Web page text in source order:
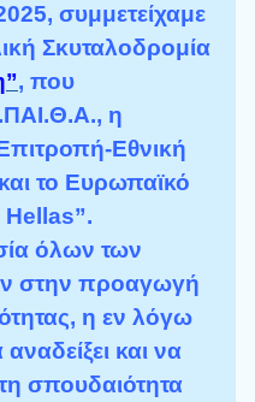
συμμετείχαμε
Σκυταλοδρομία
, που
η
Εθνική
το Ευρωπαϊκό
όλων των
στην προαγωγή
η εν λόγω
και να
σπουδαιότητα